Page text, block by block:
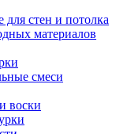
стен и потолка
материалов
смеси
воски